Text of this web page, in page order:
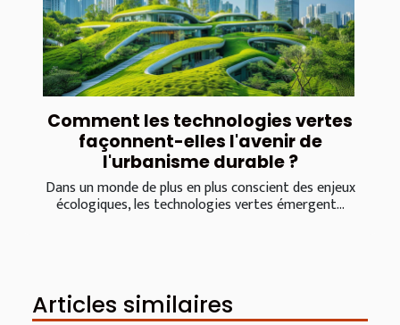
Comment les technologies vertes
façonnent-elles l'avenir de
l'urbanisme durable ?
Dans un monde de plus en plus conscient des enjeux
écologiques, les technologies vertes émergent...
Articles similaires